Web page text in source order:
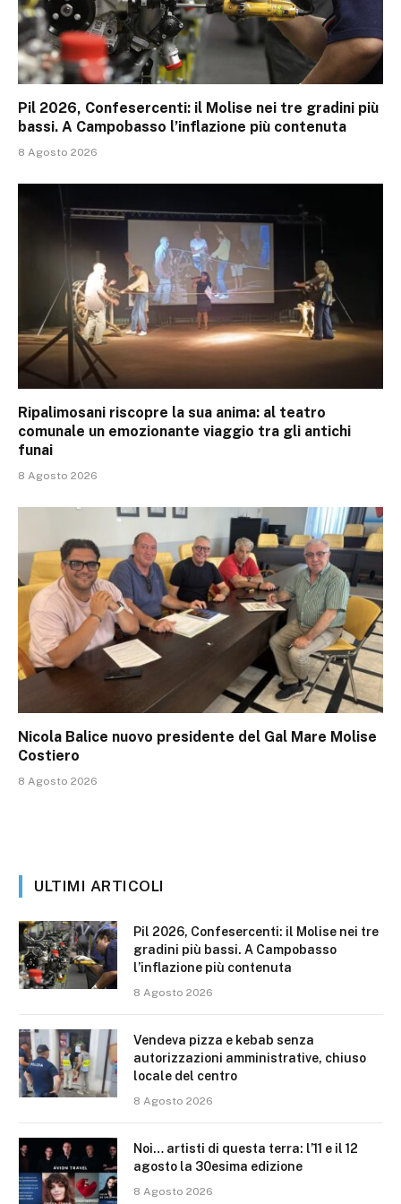
Pil 2026, Confesercenti: il Molise nei tre gradini più
bassi. A Campobasso l’inflazione più contenuta
8 Agosto 2026
Ripalimosani riscopre la sua anima: al teatro
comunale un emozionante viaggio tra gli antichi
funai
8 Agosto 2026
Nicola Balice nuovo presidente del Gal Mare Molise
Costiero
8 Agosto 2026
ULTIMI ARTICOLI
Pil 2026, Confesercenti: il Molise nei tre
gradini più bassi. A Campobasso
l’inflazione più contenuta
8 Agosto 2026
Vendeva pizza e kebab senza
autorizzazioni amministrative, chiuso
locale del centro
8 Agosto 2026
Noi… artisti di questa terra: l’11 e il 12
agosto la 30esima edizione
8 Agosto 2026